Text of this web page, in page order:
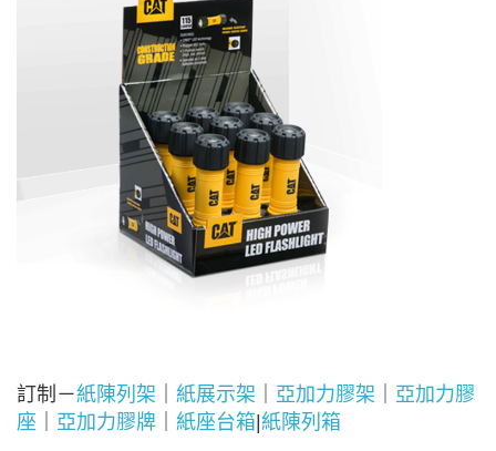
訂制－紙陳列架 紙展示架 亞加力膠架
亞加力膠
座
亞加力膠牌 紙座台箱 紙陳列箱